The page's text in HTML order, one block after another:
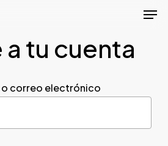
tu cuenta
o correo electrónico